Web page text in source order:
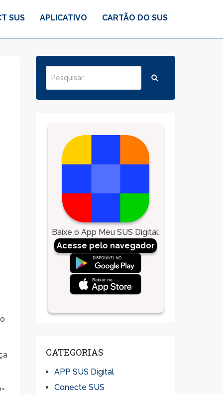
SUS APLICATIVO CARTÃO DO SUS
Baixe o App Meu SUS Digital:
Acesse pelo navegador
CATEGORIAS
APP SUS Digital
Conecte SUS